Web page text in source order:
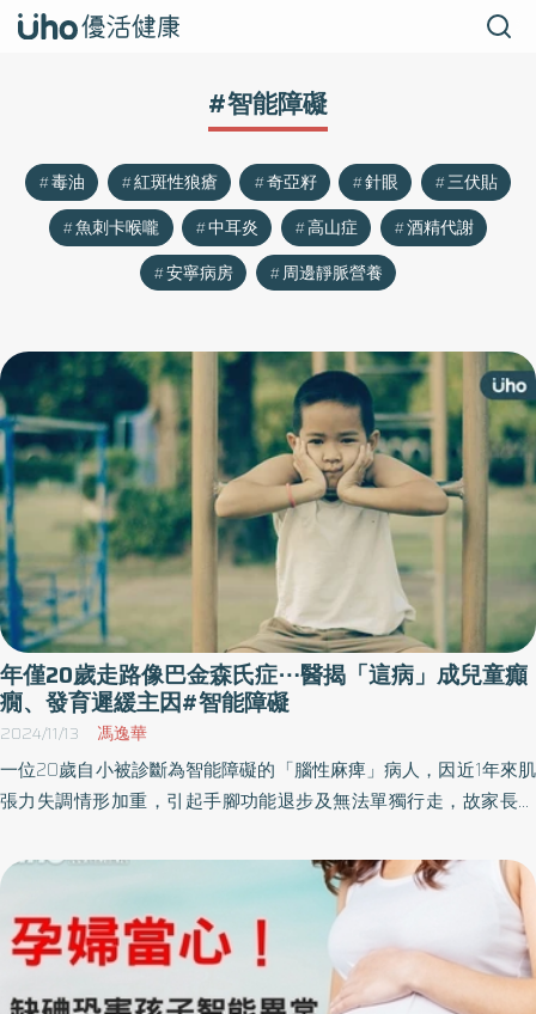
#智能障礙
毒油 紅斑性狼瘡 奇亞籽 針眼
三伏貼
魚刺卡喉嚨
中耳炎 高山症
酒精代謝
安寧病房
周邊靜脈營養
年僅20歲走路像巴金森氏症⋯醫揭「這病」成兒童癲
癇、發育遲緩主因#智能障礙
2024/11/13 馮逸華
一位20歲自小被診斷為智能障礙的「腦性麻痺」病人，因近1年來肌
張力失調情形加重，引起手腳功能退步及無法單獨行走，故家長帶
上、下肢有肌張力不全的情形外，走路模式也類似巴金森氏症病人